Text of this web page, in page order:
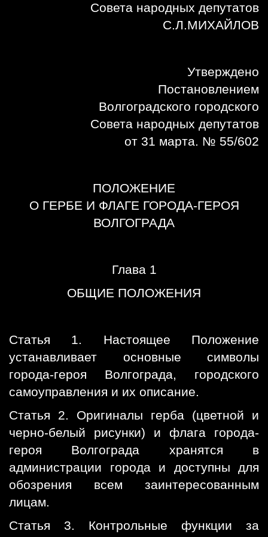
Совета народных депутатов
С.Л.МИХАЙЛОВ
Утверждено
Постановлением
Волгоградского городского
Совета народных депутатов
от 31 марта. № 55/602
ПОЛОЖЕНИЕ
О ГЕРБЕ И ФЛАГЕ ГОРОДА-ГЕРОЯ
ВОЛГОГРАДА
Глава 1
ОБЩИЕ ПОЛОЖЕНИЯ
Статья 1. Настоящее Положение
устанавливает основные символы
города-героя Волгограда, городского
самоуправления и их описание.
Статья 2. Оригиналы герба (цветной и
черно-белый рисунки) и флага города-
героя Волгограда хранятся в
администрации города и доступны для
обозрения всем заинтересованным
лицам.
Статья 3. Контрольные функции за